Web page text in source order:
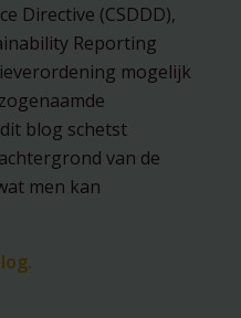
Directive (CSDDD),
Reporting
mogelijk
blog schetst
van de
men kan